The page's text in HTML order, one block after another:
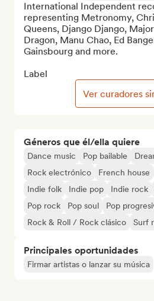
Géneros que él/ella quiere
Dance music Pop bailable
Rock electrónico
French house
Indie folk
Indie pop Indie rock
Pop rock
Pop soul Pop
Rock & Roll / Rock clásico
Surf
Principales oportunidades
Firmar artistas o lanzar su música
International Independent
representing Metronomy,
Queens, Django Django,
Dragon, Manu Chao, Ed
Gainsbourg and more.
Label
Ver curadores